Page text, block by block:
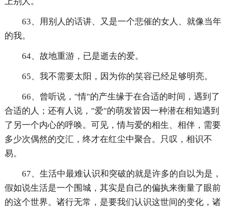
63、用别人的话讲、又是一个悲催的女人、就像当年
的我。
64、故地重游，已是逝去的爱。
65、我不需要太阳，因为你的笑容已经足够明亮。
66、曾听说，"情"的产生缘于在合适的时间，遇到了
合适的人；还有人说，"爱"的萌发皆因一种潜在相知遇到
了另一个内心的呼唤。可见，情与爱的相生、相伴，需要
多少次偶然的交汇，终才在红尘中聚合。只叹，相识不
易。
67、生活中最难认识和突破的就是许多的自以为是，
假如说生活是一个围城，其实是自己的偏执来衡量了眼前
的这个世界。诸行无常，是要我们认识这世间的变化，诸